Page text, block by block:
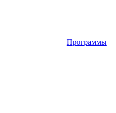
Программы